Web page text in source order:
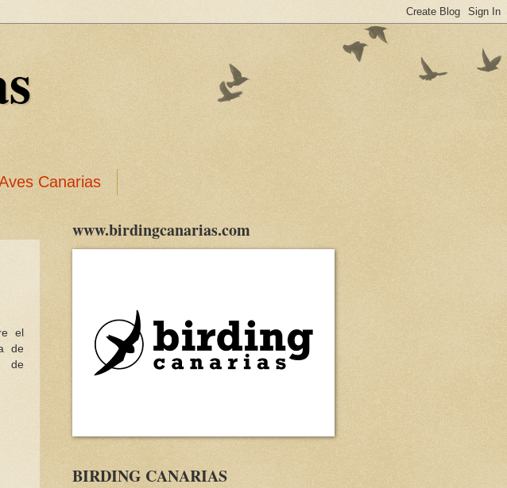
Canarias
el
de
de
www.birdingcanarias.com
BIRDING CANARIAS